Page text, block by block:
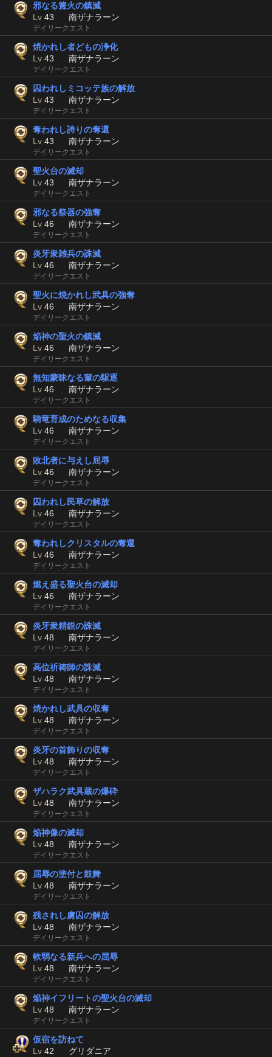
邪なる篝火の鎮滅
Lv 43 南ザナラーン
デイリークエスト
焼かれし者どもの浄化
Lv 43 南ザナラーン
デイリークエスト
囚われしミコッテ族の解放
Lv 43 南ザナラーン
デイリークエスト
奪われし誇りの奪還
Lv 43 南ザナラーン
デイリークエスト
聖火台の滅却
Lv 43 南ザナラーン
デイリークエスト
邪なる祭器の強奪
Lv 46 南ザナラーン
デイリークエスト
炎牙衆雑兵の誅滅
Lv 46 南ザナラーン
デイリークエスト
聖火に焼かれし武具の強奪
Lv 46 南ザナラーン
デイリークエスト
焔神の聖火の鎮滅
Lv 46 南ザナラーン
デイリークエスト
無知蒙昧なる輩の駆逐
Lv 46 南ザナラーン
デイリークエスト
騎竜育成のためなる収集
Lv 46 南ザナラーン
デイリークエスト
敗北者に与えし屈辱
Lv 46 南ザナラーン
デイリークエスト
囚われし民草の解放
Lv 46 南ザナラーン
デイリークエスト
奪われしクリスタルの奪還
Lv 46 南ザナラーン
デイリークエスト
燃え盛る聖火台の滅却
Lv 46 南ザナラーン
デイリークエスト
炎牙衆精鋭の誅滅
Lv 48 南ザナラーン
デイリークエスト
高位祈祷師の誅滅
Lv 48 南ザナラーン
デイリークエスト
焼かれし武具の収奪
Lv 48 南ザナラーン
デイリークエスト
炎牙の首飾りの収奪
Lv 48 南ザナラーン
デイリークエスト
ザハラク武具蔵の爆砕
Lv 48 南ザナラーン
デイリークエスト
焔神像の滅却
Lv 48 南ザナラーン
デイリークエスト
屈辱の塗付と鼓舞
Lv 48 南ザナラーン
デイリークエスト
残されし虜囚の解放
Lv 48 南ザナラーン
デイリークエスト
軟弱なる新兵への屈辱
Lv 48 南ザナラーン
デイリークエスト
焔神イフリートの聖火台の滅却
Lv 48 南ザナラーン
デイリークエスト
仮宿を訪ねて
Lv 42 グリダニア